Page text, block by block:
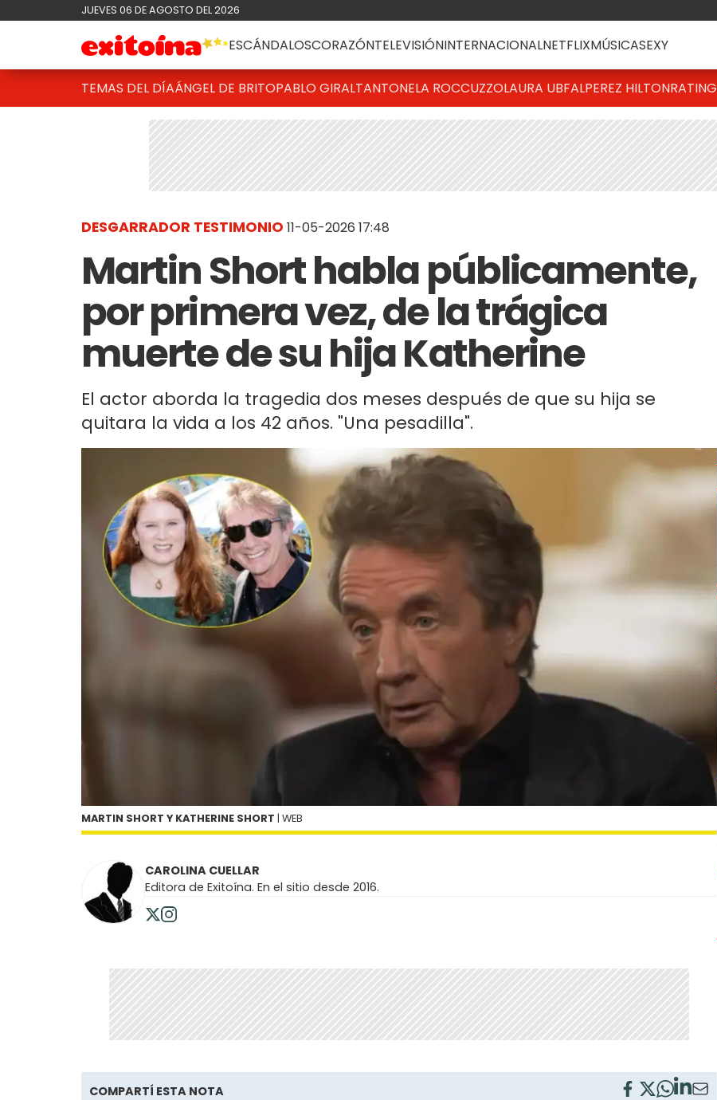
JUEVES 06 DE AGOSTO DEL 2026
ESCÁNDALOSCORAZÓNTELEVISIÓNINTERNACIONALNETFLIXMÚSICASEXY
TEMAS DEL DÍAÁNGEL DE BRITOPABLO GIRALTANTONELA ROCCUZZOLAURA UBFALPEREZ HILTONRATING
DESGARRADOR TESTIMONIO 11-05-2026 17:48
Martin Short habla públicamente,
por primera vez, de la trágica
muerte de su hija Katherine
El actor aborda la tragedia dos meses después de que su hija se
quitara la vida a los 42 años. "Una pesadilla".
MARTIN SHORT Y KATHERINE SHORT | WEB
CAROLINA CUELLAR
Editora de Exitoína. En el sitio desde 2016.
COMPARTÍ ESTA NOTA